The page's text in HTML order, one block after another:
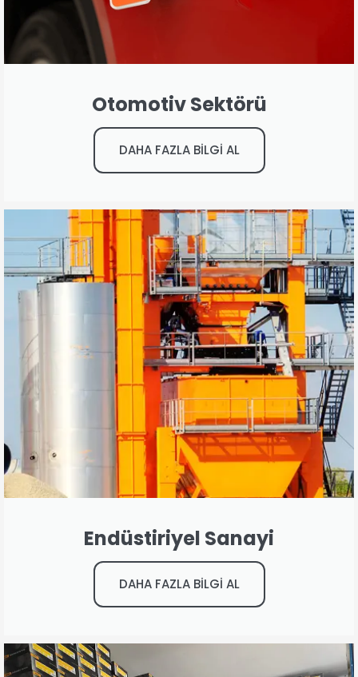
Otomotiv Sektörü
DAHA FAZLA BİLGİ AL
Endüstiriyel Sanayi
DAHA FAZLA BİLGİ AL